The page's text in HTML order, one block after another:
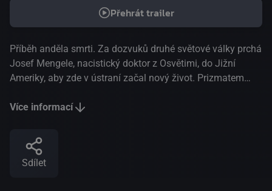
Přehrát trailer
Příběh anděla smrti. Za dozvuků druhé světové války prchá
Josef Mengele, nacistický doktor z Osvětimi, do Jižní
Ameriky, aby zde v ústraní začal nový život. Prizmatem
minulostí, kterou nemůže již déle ignorovat. Z Buenos Aires
známost jako "anděl smrti", na tomto rozsáhlém prostoru
metodicky konstruuje vlastní zmizení z povrchu zemského,
aby se tak vyhnul jakémukoli soudu. Jeden z
Více informací
Sdílet